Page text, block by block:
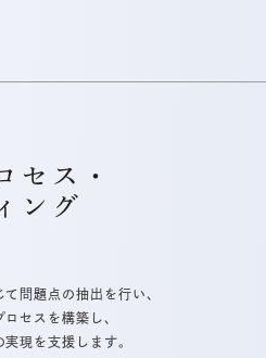
セス・
ング
問題点の抽出を行い、
セスを構築し、
現を支援します。